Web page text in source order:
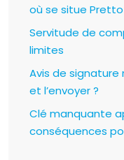
où se situe
Servitude de
limites
Avis de
et l’envoyer ?
Clé manquante
conséquences